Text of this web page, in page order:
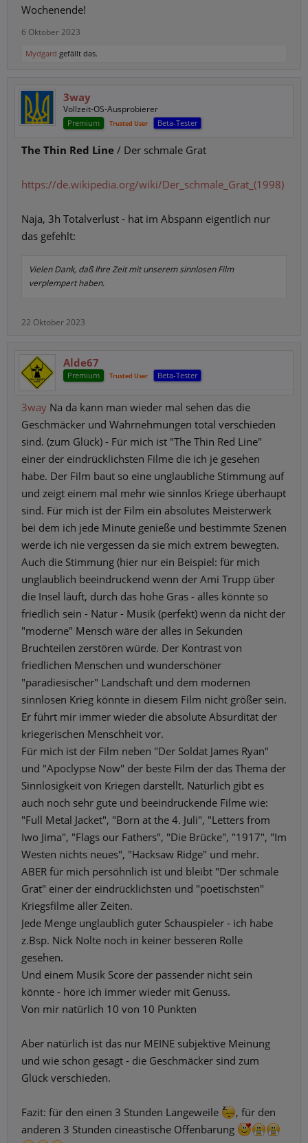
Wochenende!
6 Oktober 2023
Mydgard gefällt das.
3way
Vollzeit-OS-Ausprobierer
Premium Trusted User Beta-Tester
The Thin Red Line / Der schmale Grat
https://de.wikipedia.org/wiki/Der_schmale_Grat_(1998)
Naja, 3h Totalverlust - hat im Abspann eigentlich nur
das gefehlt:
Vielen Dank, daß Ihre Zeit mit unserem sinnlosen Film
verplempert haben.
22 Oktober 2023
Alde67
Premium Trusted User Beta-Tester
3way Na da kann man wieder mal sehen das die
Geschmäcker und Wahrnehmungen total verschieden
sind. (zum Glück) - Für mich ist "The Thin Red Line"
einer der eindrücklichsten Filme die ich je gesehen
habe. Der Film baut so eine unglaubliche Stimmung auf
und zeigt einem mal mehr wie sinnlos Kriege überhaupt
sind. Für mich ist der Film ein absolutes Meisterwerk
bei dem ich jede Minute genieße und bestimmte Szenen
werde ich nie vergessen da sie mich extrem bewegten.
Auch die Stimmung (hier nur ein Beispiel: für mich
unglaublich beeindruckend wenn der Ami Trupp über
die Insel läuft, durch das hohe Gras - alles könnte so
friedlich sein - Natur - Musik (perfekt) wenn da nicht der
"moderne" Mensch wäre der alles in Sekunden
Bruchteilen zerstören würde. Der Kontrast von
friedlichen Menschen und wunderschöner
"paradiesischer" Landschaft und dem modernen
sinnlosen Krieg könnte in diesem Film nicht größer sein.
Er führt mir immer wieder die absolute Absurdität der
kriegerischen Menschheit vor.
Für mich ist der Film neben "Der Soldat James Ryan"
und "Apoclypse Now" der beste Film der das Thema der
Sinnlosigkeit von Kriegen darstellt. Natürlich gibt es
auch noch sehr gute und beeindruckende Filme wie:
"Full Metal Jacket", "Born at the 4. Juli", "Letters from
Iwo Jima", "Flags our Fathers", "Die Brücke", "1917", "Im
Westen nichts neues", "Hacksaw Ridge" und mehr.
ABER für mich persöhnlich ist und bleibt "Der schmale
Grat" einer der eindrücklichsten und "poetischsten"
Kriegsfilme aller Zeiten.
Jede Menge unglaublich guter Schauspieler - ich habe
z.Bsp. Nick Nolte noch in keiner besseren Rolle
gesehen.
Und einem Musik Score der passender nicht sein
könnte - höre ich immer wieder mit Genuss.
Von mir natürlich 10 von 10 Punkten
Aber natürlich ist das nur MEINE subjektive Meinung
und wie schon gesagt - die Geschmäcker sind zum
Glück verschieden.
Fazit: für den einen 3 Stunden Langeweile
, für den
anderen 3 Stunden cineastische Offenbarung